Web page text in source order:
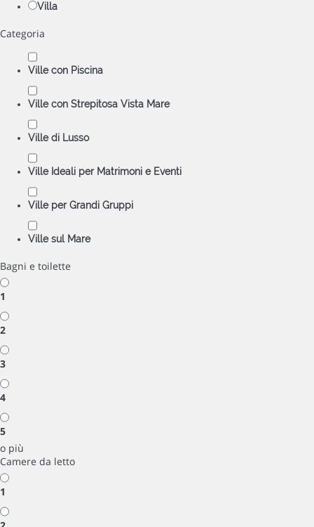
Villa
Categoria
Ville con Piscina
Ville con Strepitosa Vista Mare
Ville di Lusso
Ville Ideali per Matrimoni e Eventi
Ville per Grandi Gruppi
Ville sul Mare
Bagni e toilette
1
2
3
4
5
o più
Camere da letto
1